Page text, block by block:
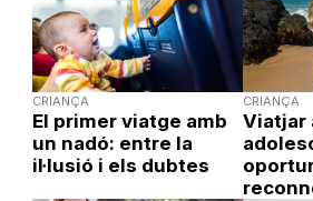
CRIANÇA
El primer viatge amb
un nadó: entre la
il·lusió i els dubtes
CRIANÇA
Viatjar